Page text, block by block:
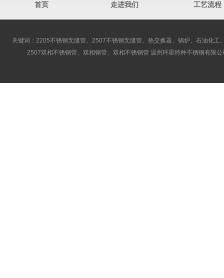
首页 走进我们 工艺流程
关键词：2205不锈钢无缝管、2507不锈钢无缝管、热交换器、锅炉、石油化
2507双相不锈钢管、双相钢管、双相不锈钢管 温州环星特种不锈钢有限